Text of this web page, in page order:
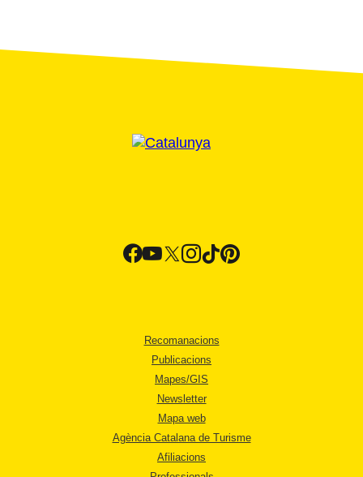
Recomanacions
Publicacions
Mapes/GIS
Newsletter
Mapa web
Agència Catalana de Turisme
Afiliacions